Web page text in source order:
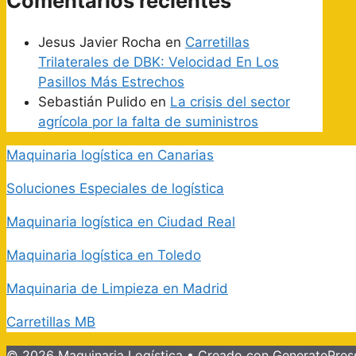
Jesus Javier Rocha en Carretillas
Trilaterales de DBK: Velocidad En Los
Pasillos Más Estrechos
Sebastián Pulido en La crisis del sector
agrícola por la falta de suministros
Maquinaria logística en Canarias
Soluciones Especiales de logística
Maquinaria logística en Ciudad Real
Maquinaria logística en Toledo
Maquinaria de Limpieza en Madrid
Carretillas MB